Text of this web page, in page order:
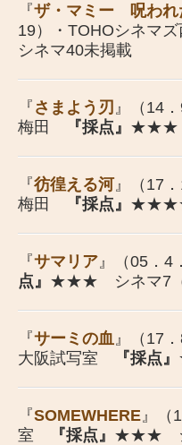
『ザ・マミー 呪われ
19）・TOHOシネマ
シネマ40未掲載
『 さまよう刃 』（14
梅田
『採点』 ★★★
『彷徨える河』（17
梅田
『採点』 ★★★★
『サマリア 』（05．
点』 ★★★ シネマ7（
『サーミの血 』（17
大阪試写室
『採点』
『SOMEWHERE 』（
室
『採点』 ★★★ シ